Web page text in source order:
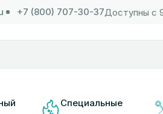
+7 (800) 707-30-37Доступны с
Специальные